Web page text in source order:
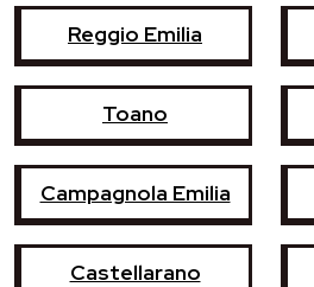
Reggio Emilia
Toano
Campagnola Emilia
Castellarano